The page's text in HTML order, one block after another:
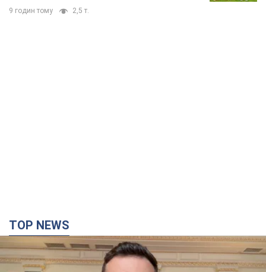
9 годин тому 2,5 т.
TOP NEWS